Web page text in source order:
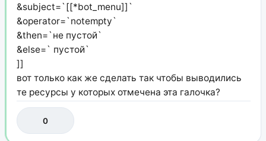
&subject=`[[*bot_menu]]`
&operator=`notempty`
&then=`не пустой`
&else=` пустой`
]]
вот только как же сделать так чтобы выводились
те ресурсы у которых отмечена эта галочка?
0